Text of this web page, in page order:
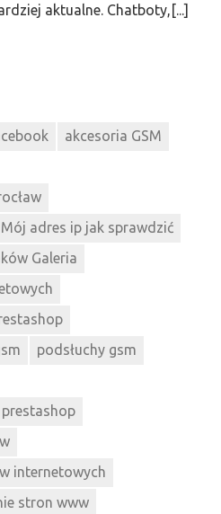
aktualne. Chatboty,[...]
akcesoria GSM
Mój adres ip jak sprawdzić
Galeria
podsłuchy gsm
internetowych
stron www